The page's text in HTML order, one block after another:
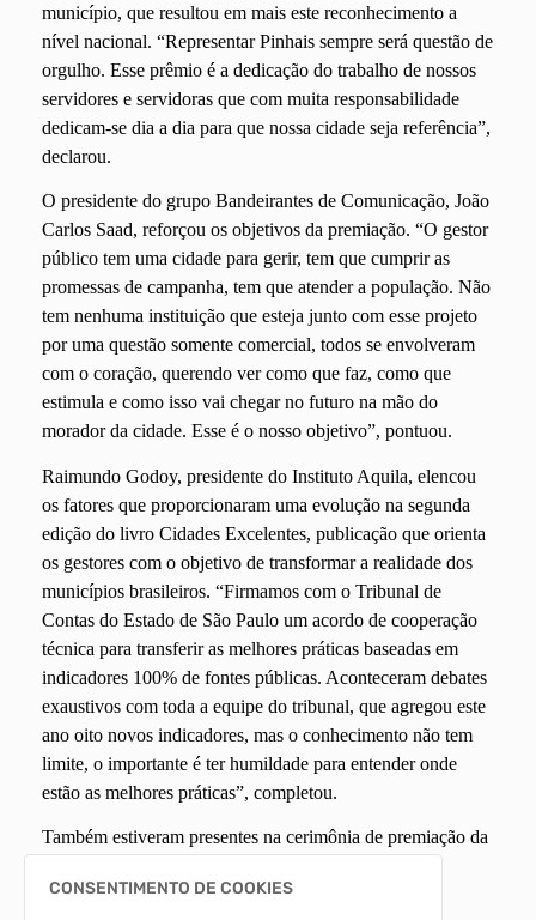
município, que resultou em mais este reconhecimento a
nível nacional. “Representar Pinhais sempre será questão de
orgulho. Esse prêmio é a dedicação do trabalho de nossos
servidores e servidoras que com muita responsabilidade
dedicam-se dia a dia para que nossa cidade seja referência”,
declarou.
O presidente do grupo Bandeirantes de Comunicação, João
Carlos Saad, reforçou os objetivos da premiação. “O gestor
público tem uma cidade para gerir, tem que cumprir as
promessas de campanha, tem que atender a população. Não
tem nenhuma instituição que esteja junto com esse projeto
por uma questão somente comercial, todos se envolveram
com o coração, querendo ver como que faz, como que
estimula e como isso vai chegar no futuro na mão do
morador da cidade. Esse é o nosso objetivo”, pontuou.
Raimundo Godoy, presidente do Instituto Aquila, elencou
os fatores que proporcionaram uma evolução na segunda
edição do livro Cidades Excelentes, publicação que orienta
os gestores com o objetivo de transformar a realidade dos
municípios brasileiros. “Firmamos com o Tribunal de
Contas do Estado de São Paulo um acordo de cooperação
técnica para transferir as melhores práticas baseadas em
indicadores 100% de fontes públicas. Aconteceram debates
exaustivos com toda a equipe do tribunal, que agregou este
ano oito novos indicadores, mas o conhecimento não tem
limite, o importante é ter humildade para entender onde
estão as melhores práticas”, completou.
Também estiveram presentes na cerimônia de premiação da
diretor da Band Paraná, Amado Osman.
CONSENTIMENTO DE COOKIES